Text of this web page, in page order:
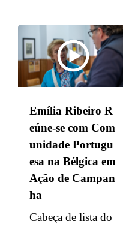
Emília Ribeiro R
eúne-se com Com
unidade Portugu
esa na Bélgica em
Ação de Campan
ha
Cabeça de lista do